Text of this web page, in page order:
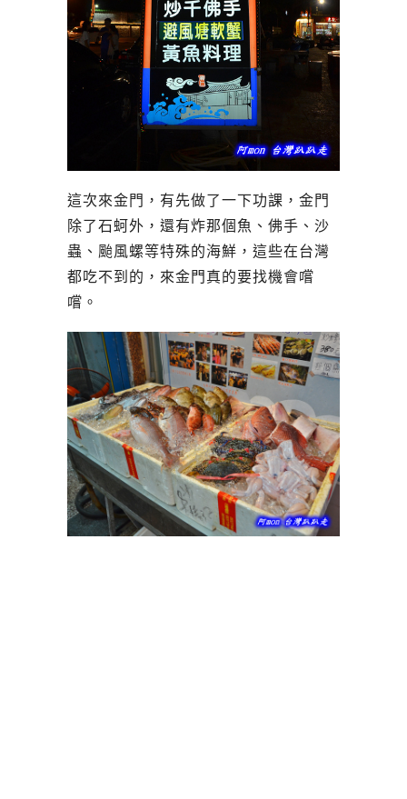
這次來金門，有先做了一下功課，金門
除了石蚵外，還有炸那個魚、佛手、沙
蟲、颱風螺等特殊的海鮮，這些在台灣
都吃不到的，來金門真的要找機會嚐
嚐。